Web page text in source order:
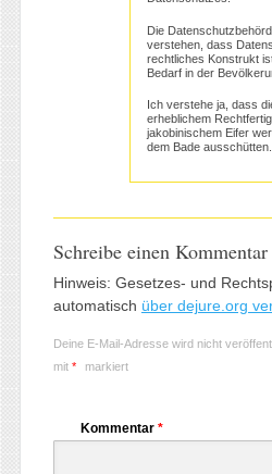
Die
verstehen, dass
rechtliches Konstrukt
Bedarf in der
Ich verstehe ja, dass
erheblichem
jakobinischem Eifer
dem Bade ausschütten.
Schreibe einen Kommentar
Hinweis: Gesetzes- und
automatisch über dejure.org
Deine E-Mail-Adresse wird nicht
mit * markiert
Kommentar *